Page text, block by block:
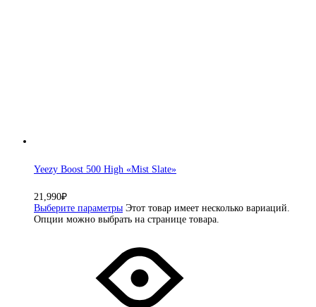
Yeezy Boost 500 High «Mist Slate»
21,990₽
Выберите параметры Этот товар имеет несколько вариаций.
Опции можно выбрать на странице товара.